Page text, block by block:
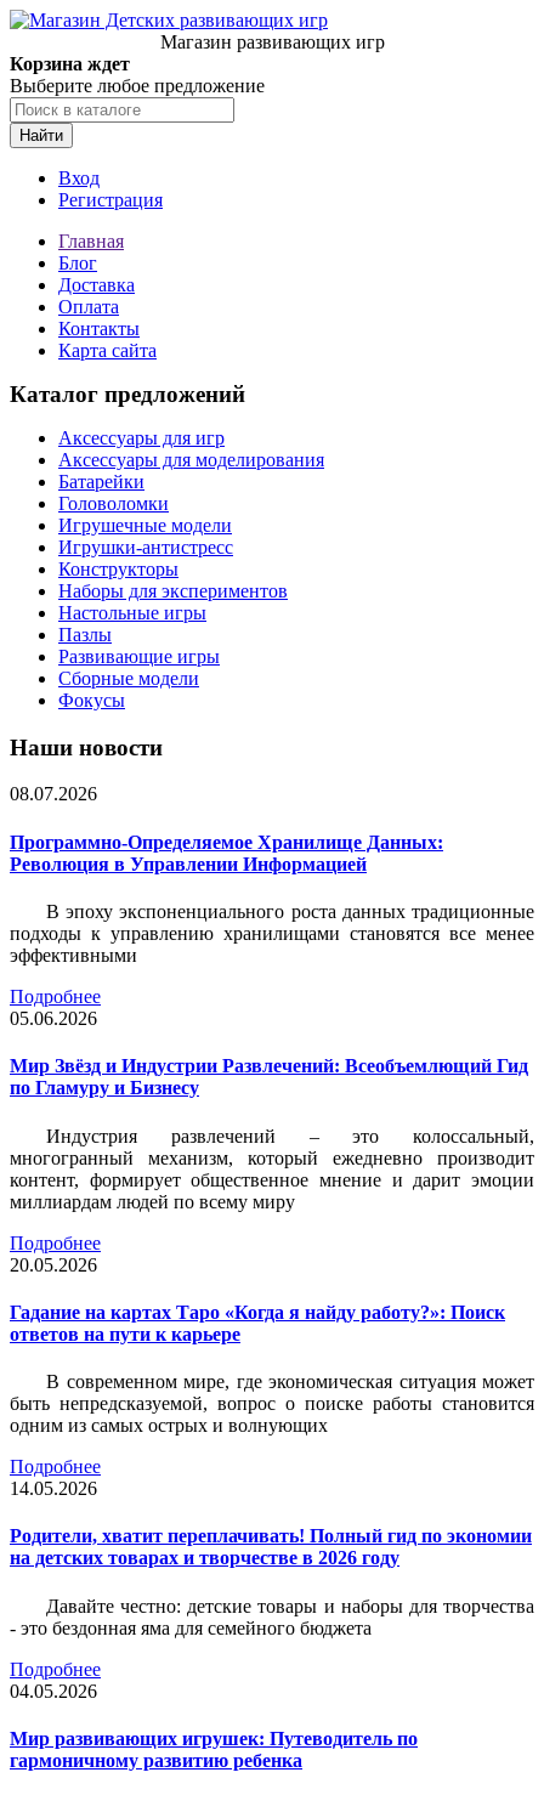
Магазин развивающих игр
Корзина ждет
Выберите любое предложение
Найти
Вход
Регистрация
Главная
Блог
Доставка
Оплата
Контакты
Карта сайта
Каталог предложений
Аксессуары для игр
Аксессуары для моделирования
Батарейки
Головоломки
Игрушечные модели
Игрушки-антистресс
Конструкторы
Наборы для экспериментов
Настольные игры
Пазлы
Развивающие игры
Сборные модели
Фокусы
Наши новости
08.07.2026
Программно-Определяемое Хранилище Данных:
Революция в Управлении Информацией
В эпоху экспоненциального роста данных традиционные
подходы к управлению хранилищами становятся все менее
эффективными
Подробнее
05.06.2026
Мир Звёзд и Индустрии Развлечений: Всеобъемлющий Гид
по Гламуру и Бизнесу
Индустрия развлечений – это колоссальный,
многогранный механизм, который ежедневно производит
контент, формирует общественное мнение и дарит эмоции
миллиардам людей по всему миру
Подробнее
20.05.2026
Гадание на картах Таро «Когда я найду работу?»: Поиск
ответов на пути к карьере
В современном мире, где экономическая ситуация может
быть непредсказуемой, вопрос о поиске работы становится
одним из самых острых и волнующих
Подробнее
14.05.2026
Родители, хватит переплачивать! Полный гид по экономии
на детских товарах и творчестве в 2026 году
Давайте честно: детские товары и наборы для творчества
- это бездонная яма для семейного бюджета
Подробнее
04.05.2026
Мир развивающих игрушек: Путеводитель по
гармоничному развитию ребенка